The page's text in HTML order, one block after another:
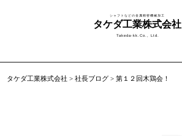
シャフトなどの金属精密機械加工
タケダ工業株式会社
Takeda-kk.Co., Ltd.
タケダ工業株式会社 >社長ブログ >第１２回木鶏会！